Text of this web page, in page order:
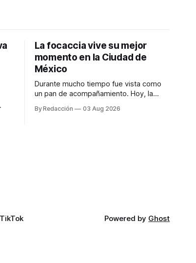
La focaccia vive su mejor
momento en la Ciudad de
México
Durante mucho tiempo fue vista como
un pan de acompañamiento. Hoy, la
platillos favoritos de quienes buscan
By Redacción 03 Aug 2026
TikTok Powered by Ghost